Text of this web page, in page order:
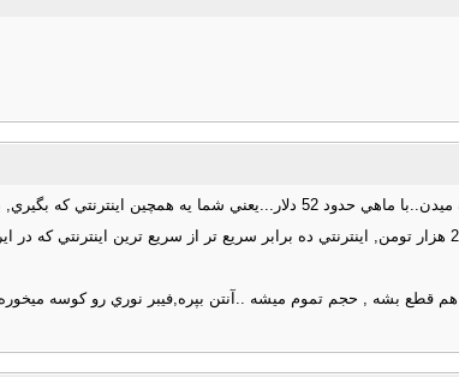
سرعت 20 مگابيت رو ميتونن داشته باشن..يعني با دلار آزاد با ماهي حداكثر 2 هزار تومن, اينترنتي ده
هم قطع بشه , حجم تموم ميشه ..آنتن بپره,فيبر نوري رو كوسه